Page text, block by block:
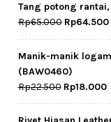
Tang potong
Rp65.000 Original
price
was:
Rp65.000.
Rp64.500
Manik-manik
(BAW0460)
Rp22.500 Original
price
was:
Rp18.000